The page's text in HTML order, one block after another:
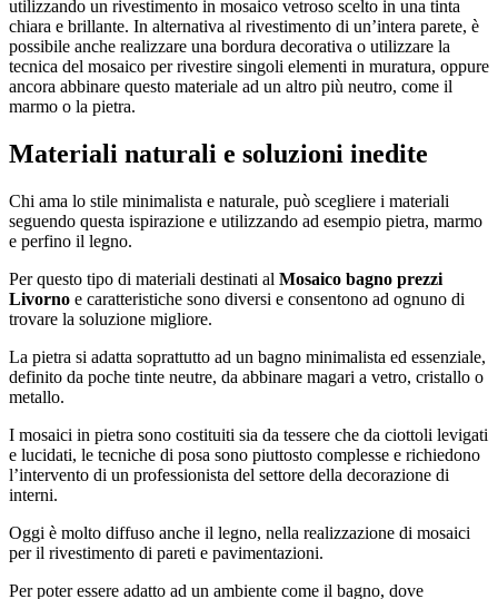
utilizzando un rivestimento in mosaico vetroso scelto in una tinta
chiara e brillante. In alternativa al rivestimento di un’intera parete, è
possibile anche realizzare una bordura decorativa o utilizzare la
tecnica del mosaico per rivestire singoli elementi in muratura, oppure
ancora abbinare questo materiale ad un altro più neutro, come il
marmo o la pietra.
Materiali naturali e soluzioni inedite
Chi ama lo stile minimalista e naturale, può scegliere i materiali
seguendo questa ispirazione e utilizzando ad esempio pietra, marmo
e perfino il legno.
Per questo tipo di materiali destinati al Mosaico bagno prezzi
Livorno e caratteristiche sono diversi e consentono ad ognuno di
trovare la soluzione migliore.
La pietra si adatta soprattutto ad un bagno minimalista ed essenziale,
definito da poche tinte neutre, da abbinare magari a vetro, cristallo o
metallo.
I mosaici in pietra sono costituiti sia da tessere che da ciottoli levigati
e lucidati, le tecniche di posa sono piuttosto complesse e richiedono
l’intervento di un professionista del settore della decorazione di
interni.
Oggi è molto diffuso anche il legno, nella realizzazione di mosaici
per il rivestimento di pareti e pavimentazioni.
Per poter essere adatto ad un ambiente come il bagno, dove